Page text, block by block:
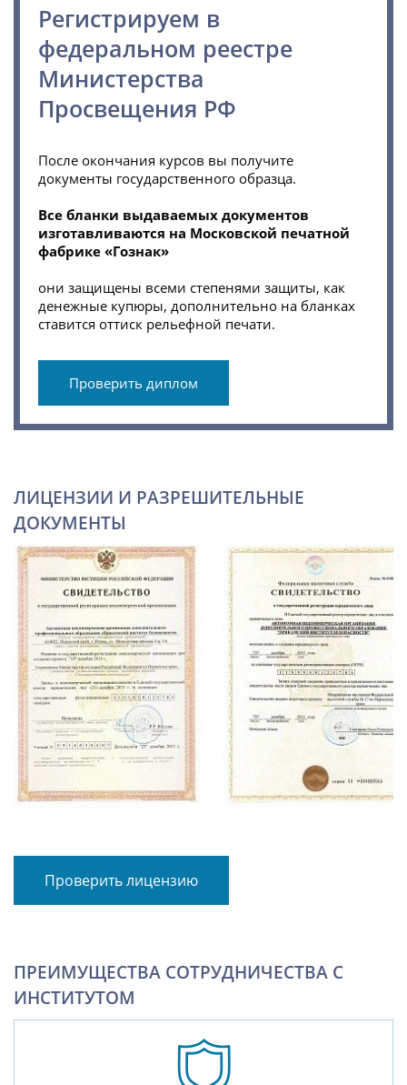
Регистрируем в
федеральном реестре
Министерства
Просвещения РФ
После окончания курсов вы получите
документы государственного образца.
Все бланки выдаваемых документов
изготавливаются на Московской печатной
фабрике «Гознак»
они защищены всеми степенями защиты, как
денежные купюры, дополнительно на бланках
ставится оттиск рельефной печати.
Проверить диплом
ЛИЦЕНЗИИ И РАЗРЕШИТЕЛЬНЫЕ
ДОКУМЕНТЫ
Проверить лицензию
ПРЕИМУЩЕСТВА СОТРУДНИЧЕСТВА С
ИНСТИТУТОМ